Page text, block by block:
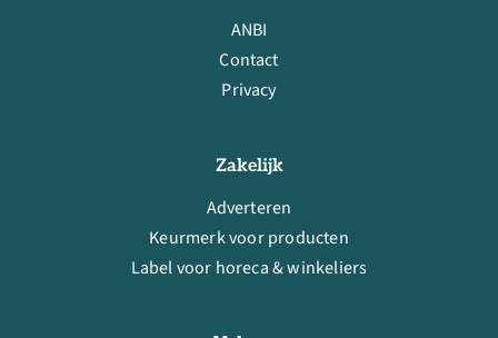
ANBI
Contact
Privacy
Zakelijk
Adverteren
Keurmerk voor producten
Label voor horeca & winkeliers